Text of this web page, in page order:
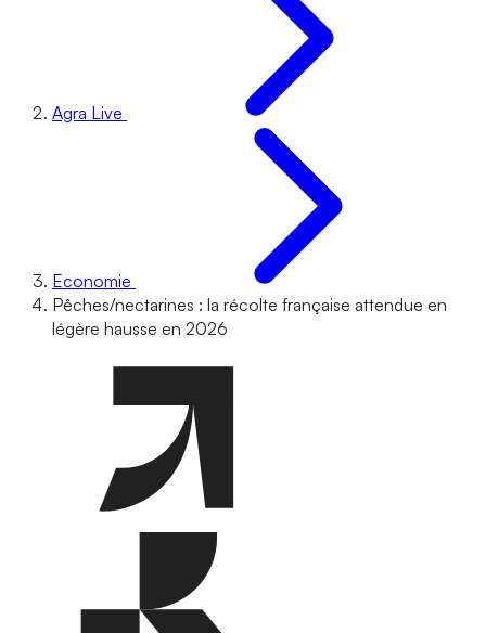
Agra Live
Economie
Pêches/nectarines : la récolte française attendue en
légère hausse en 2026